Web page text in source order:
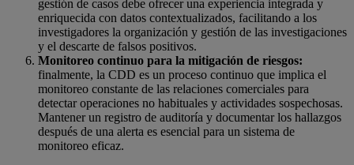
gestión de casos debe ofrecer una experiencia integrada y
enriquecida con datos contextualizados, facilitando a los
investigadores la organización y gestión de las investigaciones
y el descarte de falsos positivos.
Monitoreo continuo para la mitigación de riesgos:
finalmente, la CDD es un proceso continuo que implica el
monitoreo constante de las relaciones comerciales para
detectar operaciones no habituales y actividades sospechosas.
Mantener un registro de auditoría y documentar los hallazgos
después de una alerta es esencial para un sistema de
monitoreo eficaz.